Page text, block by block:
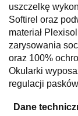
uszczelkę
Softirel oraz
materiał
zarysowania
oraz 100%
Okularki
regulacji
Dane